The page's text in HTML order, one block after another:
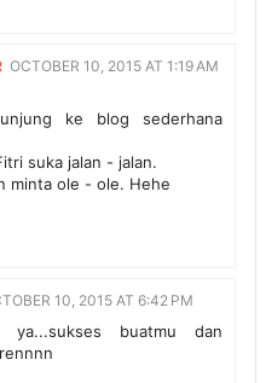
OCTOBER 10, 2015 AT 1:19 AM
ke blog sederhana
suka jalan - jalan.
minta ole - ole. Hehe
10, 2015 AT 6:42 PM
ya...sukses buatmu dan